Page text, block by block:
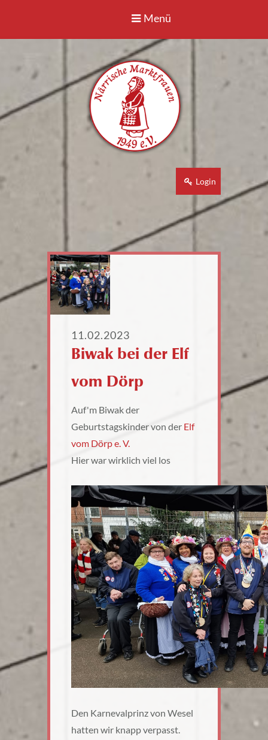
Menü
Login
11.02.2023
Biwak bei der Elf
vom Dörp
Auf'm Biwak der
Geburtstagskinder von der Elf
vom Dörp e. V.
Hier war wirklich viel los
Den Karnevalprinz von Wesel
hatten wir knapp verpasst.